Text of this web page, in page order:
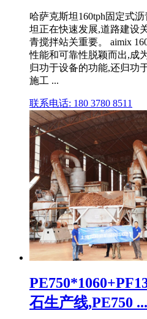
哈萨克斯坦160tph固定式
坦正在快速发展,道路建设
青搅拌站关重要。 aimix
性能和可靠性脱颖而出,成
归功于设备的功能,还归功
施工 ...
联系电话: 180 3780 8511
石生产线,PE750 ...